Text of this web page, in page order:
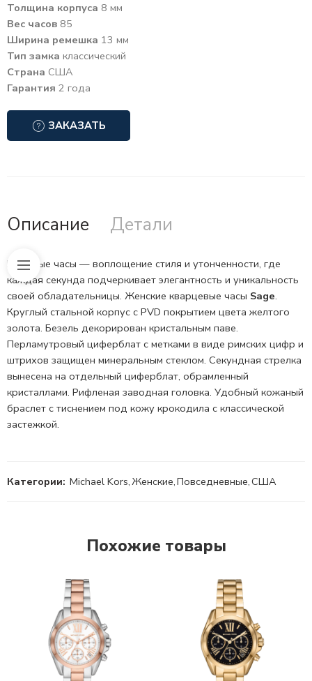
Толщина корпуса 8 мм
Вес часов 85
Ширина ремешка 13 мм
Тип замка классический
Страна США
Гарантия 2 года
ЗАКАЗАТЬ
Описание Детали
Изящные часы — воплощение стиля и утонченности, где
каждая секунда подчеркивает элегантность и уникальность
своей обладательницы. Женские кварцевые часы Sage.
Круглый стальной корпус с PVD покрытием цвета желтого
золота. Безель декорирован кристальным паве.
Перламутровый циферблат с метками в виде римских цифр и
штрихов защищен минеральным стеклом. Секундная стрелка
вынесена на отдельный циферблат, обрамленный
кристаллами. Рифленая заводная головка. Удобный кожаный
браслет с тиснением под кожу крокодила с классической
застежкой.
Категории: Michael Kors,Женские,Повседневные,США
Похожие товары